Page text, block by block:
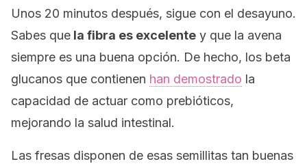
Unos 20 minutos después, sigue con el desayuno.
Sabes que la fibra es excelente y que la avena
siempre es una buena opción. De hecho, los beta
glucanos que contienen han demostrado la
capacidad de actuar como prebióticos,
mejorando la salud intestinal.
Las fresas disponen de esas semillitas tan buenas